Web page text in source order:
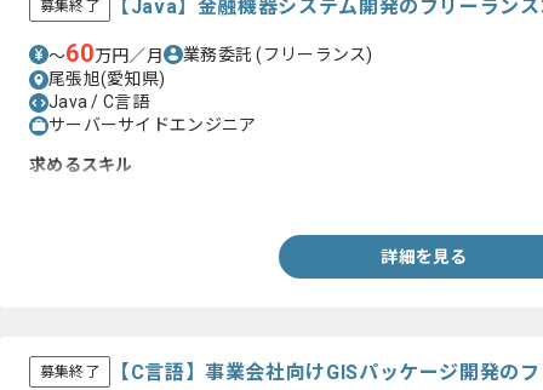
募集終了 【Java】金融機器システム開発のフリーラン
〜60万円／月 業務委託(フリーランス)
尾張旭(愛知県)
Java / C言語
サーバーサイドエンジニア
求めるスキル
詳細を見る
募集終了 【C言語】事業会社向けGISパッケージ開発の